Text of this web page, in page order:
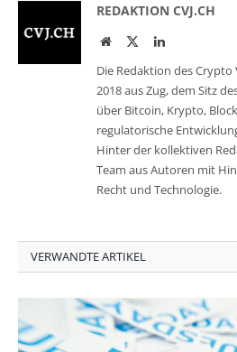
REDAKTION CVJ.CH
WebsiteTwitterLinkedIn
Die Redaktion des
2018 aus Zug, dem Sitz
über Bitcoin, Krypto,
regulatorische
Hinter der kollektiven
Team aus Autoren mit
Recht und Technologie.
VERWANDTE ARTIKEL